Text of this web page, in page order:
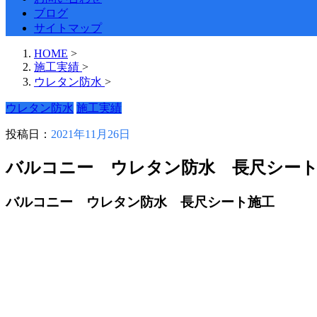
ブログ
サイトマップ
HOME >
施工実績 >
ウレタン防水 >
ウレタン防水 施工実績
投稿日： 2021年11月26日
バルコニー ウレタン防水 長尺シー
バルコニー ウレタン防水 長尺シート施工